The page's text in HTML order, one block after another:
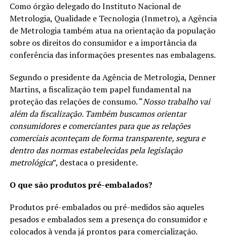
Como órgão delegado do Instituto Nacional de
Metrologia, Qualidade e Tecnologia (Inmetro), a Agência
de Metrologia também atua na orientação da população
sobre os direitos do consumidor e a importância da
conferência das informações presentes nas embalagens.
Segundo o presidente da Agência de Metrologia, Denner
Martins, a fiscalização tem papel fundamental na
proteção das relações de consumo. “Nosso trabalho vai
além da fiscalização. Também buscamos orientar
consumidores e comerciantes para que as relações
comerciais aconteçam de forma transparente, segura e
dentro das normas estabelecidas pela legislação
metrológica”, destaca o presidente.
O que são produtos pré-embalados?
Produtos pré-embalados ou pré-medidos são aqueles
pesados e embalados sem a presença do consumidor e
colocados à venda já prontos para comercialização.